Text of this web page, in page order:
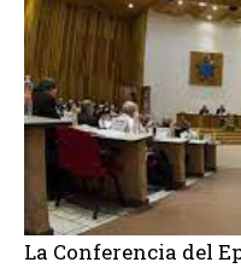
La Conferencia del